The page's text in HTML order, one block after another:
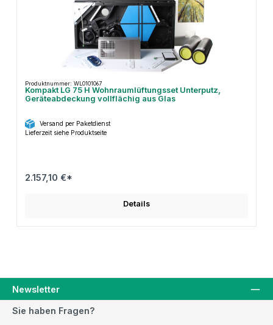
Produktnummer: WL0101067
Kompakt LG 75 H Wohnraumlüftungsset Unterputz,
Geräteabdeckung vollflächig aus Glas
Versand per Paketdienst
Lieferzeit siehe Produktseite
2.157,10 €*
Details
Newsletter
Sie haben Fragen?